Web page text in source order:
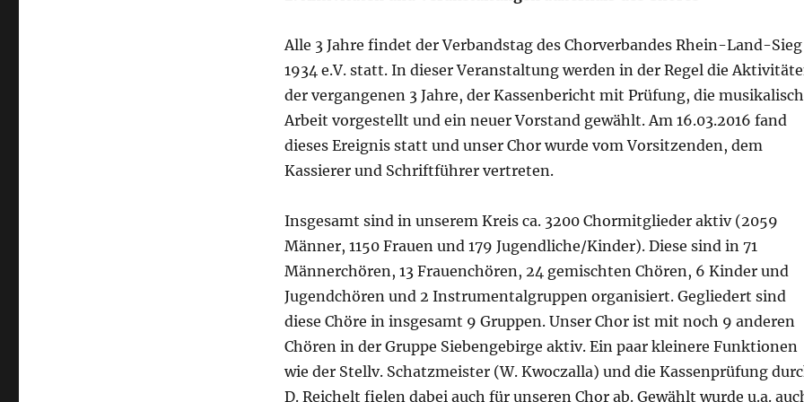
Alle 3 Jahre findet der Verbandstag des Chorverbandes Rhein-Land-Sieg
1934 e.V. statt. In dieser Veranstaltung werden in der Regel die
der vergangenen 3 Jahre, der Kassenbericht mit Prüfung, die
Arbeit vorgestellt und ein neuer Vorstand gewählt. Am 16.03.2016 fand
dieses Ereignis statt und unser Chor wurde vom Vorsitzenden, dem
Kassierer und Schriftführer vertreten.
Insgesamt sind in unserem Kreis ca. 3200 Chormitglieder aktiv (2059
Männer, 1150 Frauen und 179 Jugendliche/Kinder). Diese sind in 71
Männerchören, 13 Frauenchören, 24 gemischten Chören, 6 Kinder und
Jugendchören und 2 Instrumentalgruppen organisiert. Gegliedert sind
diese Chöre in insgesamt 9 Gruppen. Unser Chor ist mit noch 9 anderen
Chören in der Gruppe Siebengebirge aktiv. Ein paar kleinere Funktionen
wie der Stellv. Schatzmeister (W. Kwoczalla) und die Kassenprüfung
D. Reichelt fielen dabei auch für unseren Chor ab. Gewählt wurde u.a.